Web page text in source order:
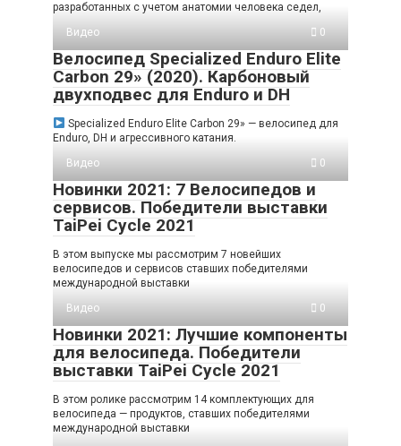
разработанных с учетом анатомии человека седел,
Видео
0
Велосипед Specialized Enduro Elite
Carbon 29» (2020). Карбоновый
двухподвес для Enduro и DH
Specialized Enduro Elite Carbon 29» — велосипед для
Enduro, DH и агрессивного катания.
Видео
0
Новинки 2021: 7 Велосипедов и
сервисов. Победители выставки
TaiPei Cycle 2021
В этом выпуске мы рассмотрим 7 новейших
велосипедов и сервисов ставших победителями
международной выставки
Видео
0
Новинки 2021: Лучшие компоненты
для велосипеда. Победители
выставки TaiPei Cycle 2021
В этом ролике рассмотрим 14 комплектующих для
велосипеда — продуктов, ставших победителями
международной выставки